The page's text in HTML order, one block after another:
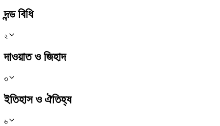
দন্ড বিধি
২
দাওয়াত ও জিহাদ
৩
ইতিহাস ও ঐতিহ্য
৬